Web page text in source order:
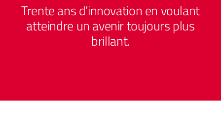
Trente ans d’innovation en voulant
atteindre un avenir toujours plus
brillant.